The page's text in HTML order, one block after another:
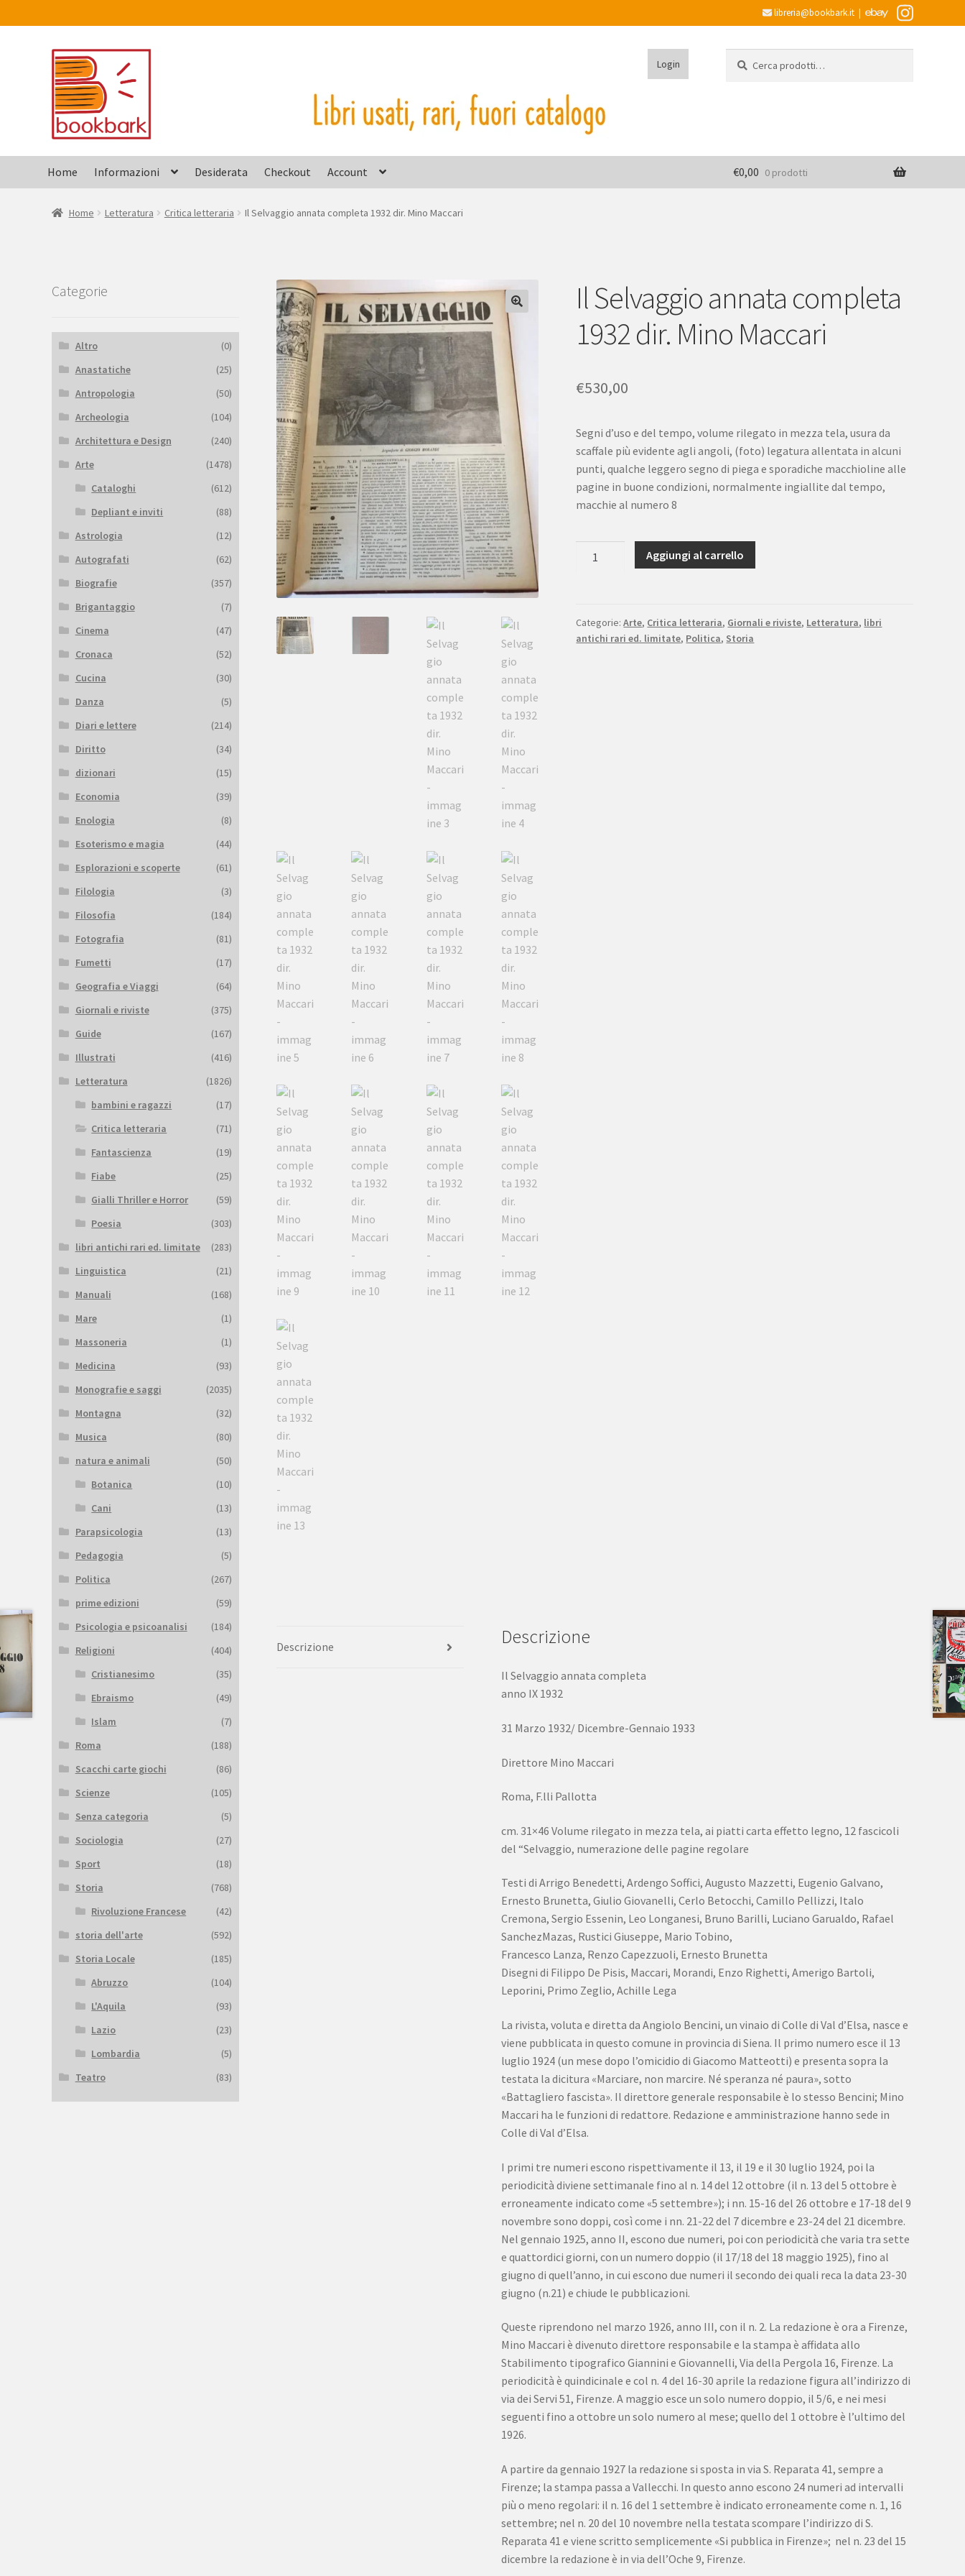
libreria@bookbark.it|
Vai
alla
navigazione
Vai
al
contenuto
Login
Home Informazioni Desiderata Checkout Account €0,00 0 prodotti
Home Letteratura Critica letteraria Il Selvaggio annata completa 1932 dir. Mino Maccari
Il Selvaggio annata completa
1932 dir. Mino Maccari
€530,00
Segni d’uso e del tempo, volume rilegato in mezza tela, usura da
scaffale più evidente agli angoli, (foto) legatura allentata in alcuni
punti, qualche leggero segno di piega e sporadiche macchioline alle
pagine in buone condizioni, normalmente ingiallite dal tempo,
macchie al numero 8
1932
dir.
Aggiungi al carrello
Categorie:Arte, Critica letteraria, Giornali e riviste, Letteratura, libri
antichi rari ed. limitate, Politica, Storia
Descrizione Descrizione
Il Selvaggio annata completa
anno IX 1932
31 Marzo 1932/ Dicembre-Gennaio 1933
Direttore Mino Maccari
Roma, F.lli Pallotta
cm. 31×46 Volume rilegato in mezza tela, ai piatti carta effetto legno, 12 fascicoli
del “Selvaggio, numerazione delle pagine regolare
Testi di Arrigo Benedetti, Ardengo Soffici, Augusto Mazzetti, Eugenio Galvano,
Ernesto Brunetta, Giulio Giovanelli, Cerlo Betocchi, Camillo Pellizzi, Italo
Cremona, Sergio Essenin, Leo Longanesi, Bruno Barilli, Luciano Garualdo, Rafael
SanchezMazas, Rustici Giuseppe, Mario Tobino,
Francesco Lanza, Renzo Capezzuoli, Ernesto Brunetta
Disegni di Filippo De Pisis, Maccari, Morandi, Enzo Righetti, Amerigo Bartoli,
Leporini, Primo Zeglio, Achille Lega
La rivista, voluta e diretta da Angiolo Bencini, un vinaio di Colle di Val d’Elsa, nasce e
viene pubblicata in questo comune in provincia di Siena. Il primo numero esce il 13
luglio 1924 (un mese dopo l’omicidio di Giacomo Matteotti) e presenta sopra la
testata la dicitura «Marciare, non marcire. Né speranza né paura», sotto
«Battagliero fascista». Il direttore generale responsabile è lo stesso Bencini; Mino
Maccari ha le funzioni di redattore. Redazione e amministrazione hanno sede in
Colle di Val d’Elsa.
I primi tre numeri escono rispettivamente il 13, il 19 e il 30 luglio 1924, poi la
periodicità diviene settimanale fino al n. 14 del 12 ottobre (il n. 13 del 5 ottobre è
erroneamente indicato come «5 settembre»); i nn. 15-16 del 26 ottobre e 17-18 del 9
novembre sono doppi, così come i nn. 21-22 del 7 dicembre e 23-24 del 21 dicembre.
Nel gennaio 1925, anno II, escono due numeri, poi con periodicità che varia tra sette
e quattordici giorni, con un numero doppio (il 17/18 del 18 maggio 1925), fino al
giugno di quell’anno, in cui escono due numeri il secondo dei quali reca la data 23-30
giugno (n.21) e chiude le pubblicazioni.
Queste riprendono nel marzo 1926, anno III, con il n. 2. La redazione è ora a Firenze,
Mino Maccari è divenuto direttore responsabile e la stampa è affidata allo
Stabilimento tipografico Giannini e Giovannelli, Via della Pergola 16, Firenze. La
periodicità è quindicinale e col n. 4 del 16-30 aprile la redazione figura all’indirizzo di
via dei Servi 51, Firenze. A maggio esce un solo numero doppio, il 5/6, e nei mesi
seguenti fino a ottobre un solo numero al mese; quello del 1 ottobre è l’ultimo del
1926.
A partire da gennaio 1927 la redazione si sposta in via S. Reparata 41, sempre a
Firenze; la stampa passa a Vallecchi. In questo anno escono 24 numeri ad intervalli
più o meno regolari: il n. 16 del 1 settembre è indicato erroneamente come n. 1, 16
settembre; nel n. 20 del 10 novembre nella testata scompare l’indirizzo di S.
Reparata 41 e viene scritto semplicemente «Si pubblica in Firenze»; nel n. 23 del 15
dicembre la redazione è in via dell’Oche 9, Firenze.
Categorie
Altro
(0)
Anastatiche
(25)
Antropologia
(50)
Archeologia
(104)
Architettura e Design
(240)
Arte
(1478)
Cataloghi
(612)
Depliant e inviti
(88)
Astrologia
(12)
Autografati
(62)
Biografie
(357)
Brigantaggio
(7)
Cinema
(47)
Cronaca
(52)
Cucina
(30)
Danza
(5)
Diari e lettere
(214)
Diritto
(34)
dizionari
(15)
Economia
(39)
Enologia
(8)
Esoterismo e magia
(44)
Esplorazioni e scoperte
(61)
Filologia
(3)
Filosofia
(184)
Fotografia
(81)
Fumetti
(17)
Geografia e Viaggi
(64)
Giornali e riviste
(375)
Guide
(167)
Illustrati
(416)
Letteratura
(1826)
bambini e ragazzi
(17)
Critica letteraria
(71)
Fantascienza
(19)
Fiabe
(25)
Gialli Thriller e Horror
(59)
Poesia
(303)
libri antichi rari ed. limitate
(283)
Linguistica
(21)
Manuali
(168)
Mare
(1)
Massoneria
(1)
Medicina
(93)
Monografie e saggi
(2035)
Montagna
(32)
Musica
(80)
natura e animali
(50)
Botanica
(10)
Cani
(13)
Parapsicologia
(13)
Pedagogia
(5)
Politica
(267)
prime edizioni
(59)
Psicologia e psicoanalisi
(184)
Religioni
(404)
Cristianesimo
(35)
Ebraismo
(49)
Islam
(7)
Roma
(188)
Scacchi carte giochi
(86)
Scienze
(105)
Senza categoria
(5)
Sociologia
(27)
Sport
(18)
Storia
(768)
Rivoluzione Francese
(42)
storia dell'arte
(592)
Storia Locale
(185)
Abruzzo
(104)
L'Aquila
(93)
Lazio
(23)
Lombardia
(5)
Teatro
(83)